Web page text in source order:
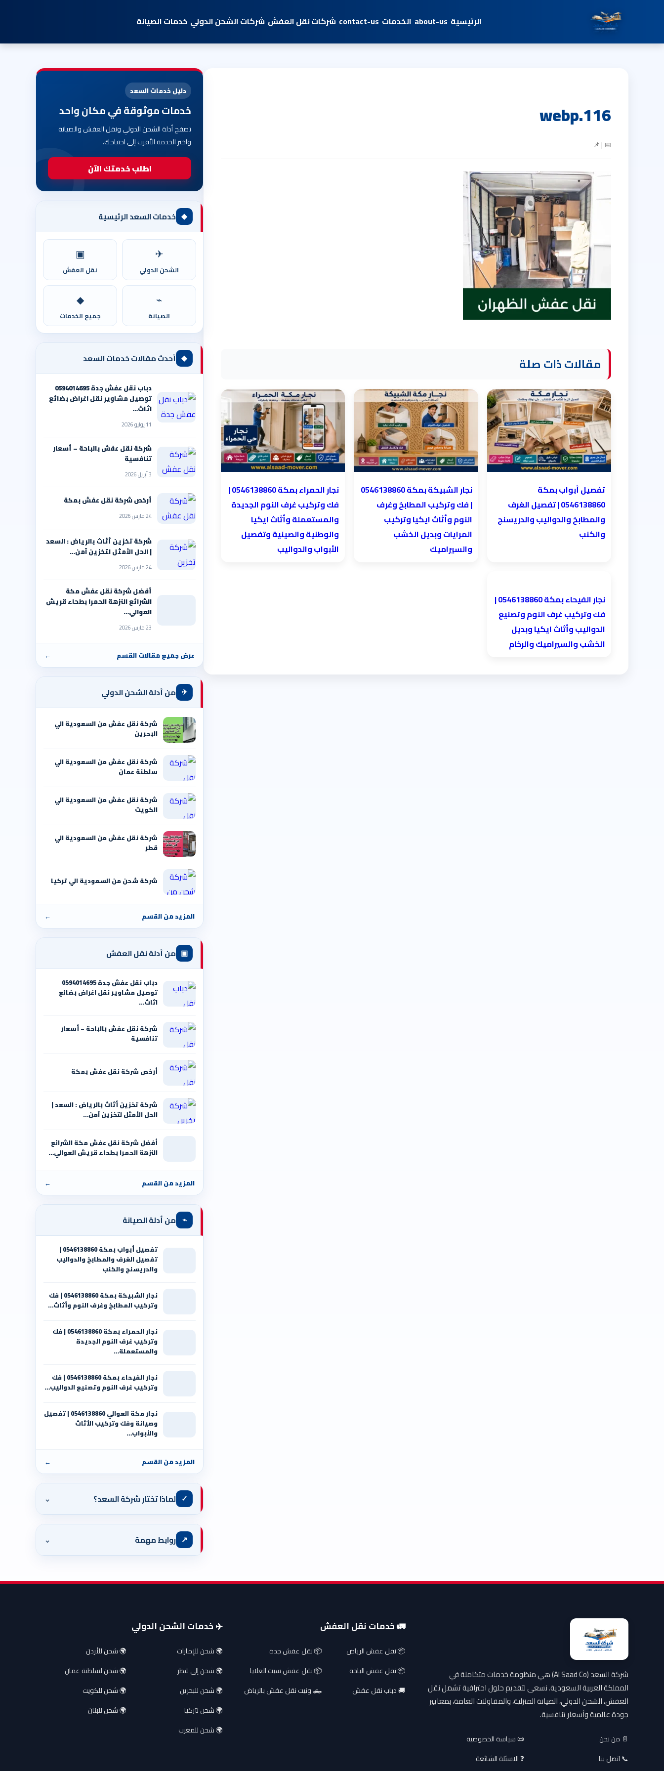
الرئيسية about-us الخدمات contact-us شركات نقل العفش شركات الشحن الدولي خدمات الصيانة
116.webp
📅 | 📌
مقالات ذات صلة
تفصيل أبواب بمكة
0546138860 | تفصيل الغرف
والمطابخ والدواليب والدريسنج
والكنب
| فك وتركيب المطابخ وغرف
النوم وأثاث ايكيا وتركيب
المرايات وبديل الخشب
والسيراميك
نجار الحمراء بمكة 0546138860⁩ |
فك وتركيب غرف النوم الجديدة
والمستعملة وأثاث ايكيا
والوطنية والصينية وتفصيل
الأبواب والدواليب
نجار الفيحاء بمكة 0546138860⁩ |
فك وتركيب غرف النوم وتصنيع
الدواليب وأثاث ايكيا وبديل
الخشب والسيراميك والرخام
دليل خدمات السعد
خدمات موثوقة في مكان واحد
تصفح أدلة الشحن الدولي ونقل العفش والصيانة
واختر الخدمة الأقرب إلى احتياجك.
اطلب خدمتك الآن
◆ خدمات السعد الرئيسية
✈
الشحن الدولي
▣
نقل العفش
⌁
الصيانة
◆
جميع الخدمات
◆ أحدث مقالات خدمات السعد
دباب نقل عفش جدة 0594014695
توصيل مشاوير نقل اغراض بضائع
اثاث…
11 يوليو 2026
شركة نقل عفش بالباحة – أسعار
تنافسية
3 أبريل 2026
أرخص شركة نقل عفش بمكة
24 مارس 2026
شركة تخزين أثاث بالرياض : السعد
| الحل الأمثل لتخزين آمن…
24 مارس 2026
أفضل شركة نقل عفش مكة
الشرائع النزهة الحمرا بطحاء قريش
العوالي…
23 مارس 2026
عرض جميع مقالات القسم ←
✈ من أدلة الشحن الدولي
شركة نقل عفش من السعودية الي
البحرين
شركة نقل عفش من السعودية الي
سلطنة عمان
شركة نقل عفش من السعودية الي
الكويت
شركة نقل عفش من السعودية الي
قطر
شركة شحن من السعودية الي تركيا
المزيد من القسم ←
▣ من أدلة نقل العفش
دباب نقل عفش جدة 0594014695
توصيل مشاوير نقل اغراض بضائع
اثاث…
شركة نقل عفش بالباحة – أسعار
تنافسية
أرخص شركة نقل عفش بمكة
شركة تخزين أثاث بالرياض : السعد |
الحل الأمثل لتخزين آمن…
أفضل شركة نقل عفش مكة الشرائع
النزهة الحمرا بطحاء قريش العوالي…
المزيد من القسم ←
⌁ من أدلة الصيانة
تفصيل أبواب بمكة 0546138860 |
تفصيل الغرف والمطابخ والدواليب
والدريسنج والكنب
نجار الشبيكة بمكة 0546138860⁩ | فك
وتركيب المطابخ وغرف النوم وأثاث…
نجار الحمراء بمكة 0546138860⁩ | فك
وتركيب غرف النوم الجديدة
والمستعملة…
نجار الفيحاء بمكة 0546138860⁩ | فك
وتركيب غرف النوم وتصنيع الدواليب…
نجار مكة العوالي 0546138860⁩ | تفصيل
وصيانة وفك وتركيب الأثاث
والأبواب…
المزيد من القسم ←
✓ لماذا تختار شركة السعد؟ ⌄
↗ روابط مهمة ⌄
شركة السعد (Al Saad Co) هي منظومة خدمات متكاملة في
المملكة العربية السعودية. نسعى لتقديم حلول احترافية تشمل نقل
العفش، الشحن الدولي، الصيانة المنزلية، والمقاولات العامة، بمعايير
جودة عالمية وأسعار تنافسية.
📄 من نحن
📜 سياسة الخصوصية
📞 اتصل بنا
❓ الاسئلة الشائعة
🚛 خدمات نقل العفش
📦 نقل عفش الرياض
📦 نقل عفش جدة
📦 نقل عفش الباحة
📦 نقل عفش سبت العلايا
🚚 دباب نقل عفش
🛻 ونيت نقل عفش بالرياض
✈️ خدمات الشحن الدولي
🌍 شحن للإمارات
🌍 شحن للأردن
🌍 شحن إلى قطر
🌍 شحن لسلطنة عمان
🌍 شحن للبحرين
🌍 شحن للكويت
🌍 شحن لتركيا
🌍 شحن للبنان
🌍 شحن للمغرب